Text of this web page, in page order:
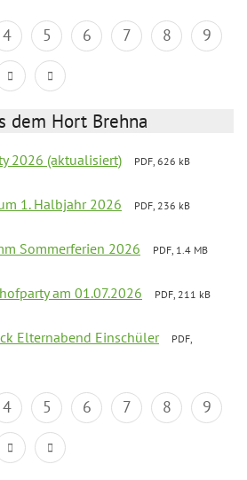
4 5 6 7 8
9
dem Hort Brehna
2026 (aktualisiert)
PDF, 626 kB
1. Halbjahr 2026
PDF, 236 kB
Sommerferien 2026
PDF, 1.4 MB
am 01.07.2026
PDF, 211 kB
Elternabend Einschüler
PDF,
4 5 6 7 8
9